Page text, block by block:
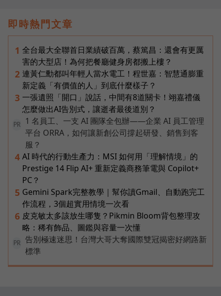
即時熱門文章
1 全台最大全聯首日業績破百萬，蔡篤昌：還會有更厲
害的大型店！為何把餐廳健身房都搬上樓？
2 連黃仁勳都叫年輕人當水電工！程世嘉：智慧通膨重
新定義「有價值的人」到底什麼樣子？
3 一張遺照「開口」說話，中間有8道關卡！翊嘉禮儀
怎麼做出AI告別式，讓逝者最後道別？
PR
1 名員工、一支 AI 團隊全包辦——企業 AI 員工管理
平台 ORRA，如何讓新創公司撐起研發、銷售到客
服？
4 AI 時代的行動生產力：MSI 如何用「理解情境」的
Prestige 14 Flip AI+ 重新定義商務筆電與 Copilot+
PC？
5 Gemini Spark完整教學｜幫你讀Gmail、自動跑完工
作流程，3個超實用情境一次看
6 皮克敏太多該放生哪隻？Pikmin Bloom背包整理攻
略：稀有飾品、圖鑑與容量一次懂
PR
告別極速迷思！台灣大哥大奪國際雙冠揭密好網路新
標準